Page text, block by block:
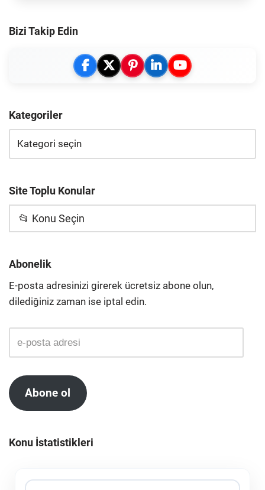
Bizi Takip Edin
Kategoriler
Site Toplu Konular
📂 Konu Seçin
Abonelik
E-posta adresinizi girerek ücretsiz abone olun,
dilediğiniz zaman ise iptal edin.
Abone ol
Konu İstatistikleri